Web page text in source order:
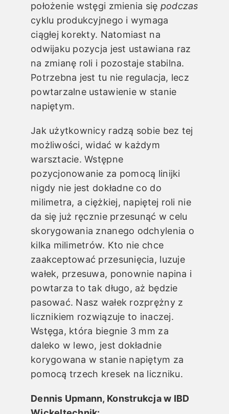
położenie wstęgi zmienia się podczas
cyklu produkcyjnego i wymaga
ciągłej korekty. Natomiast na
odwijaku pozycja jest ustawiana raz
na zmianę roli i pozostaje stabilna.
Potrzebna jest tu nie regulacja, lecz
powtarzalne ustawienie w stanie
napiętym.
Jak użytkownicy radzą sobie bez tej
możliwości, widać w każdym
warsztacie. Wstępne
pozycjonowanie za pomocą linijki
nigdy nie jest dokładne co do
milimetra, a ciężkiej, napiętej roli nie
da się już ręcznie przesunąć w celu
skorygowania znanego odchylenia o
kilka milimetrów. Kto nie chce
zaakceptować przesunięcia, luzuje
wałek, przesuwa, ponownie napina i
powtarza to tak długo, aż będzie
pasować. Nasz wałek rozprężny z
licznikiem rozwiązuje to inaczej.
Wstęga, która biegnie 3 mm za
daleko w lewo, jest dokładnie
korygowana w stanie napiętym za
pomocą trzech kresek na liczniku.
Dennis Upmann, Konstrukcja w IBD